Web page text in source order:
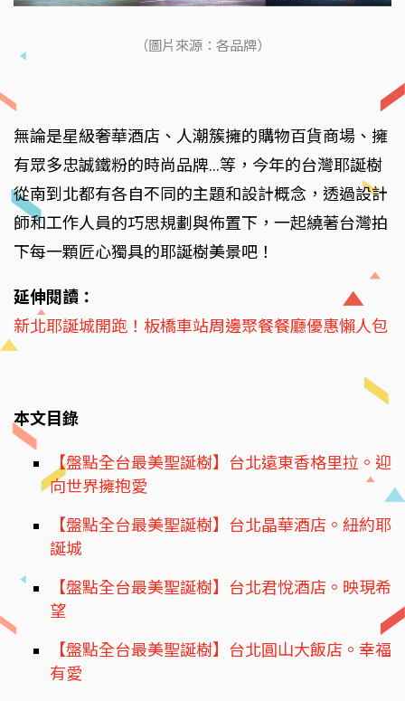
（圖片來源：各品牌）
無論是星級奢華酒店、人潮簇擁的購物百貨商場、擁
有眾多忠誠鐵粉的時尚品牌…等，今年的台灣耶誕樹
從南到北都有各自不同的主題和設計概念，透過設計
師和工作人員的巧思規劃與佈置下，一起繞著台灣拍
下每一顆匠心獨具的耶誕樹美景吧！
延伸閱讀：
新北耶誕城開跑！板橋車站周邊聚餐餐廳優惠懶人包
本文目錄
【盤點全台最美聖誕樹】台北遠東香格里拉。迎
向世界擁抱愛
【盤點全台最美聖誕樹】台北晶華酒店。紐約耶
誕城
【盤點全台最美聖誕樹】台北君悅酒店。映現希
望
【盤點全台最美聖誕樹】台北圓山大飯店。幸福
有愛